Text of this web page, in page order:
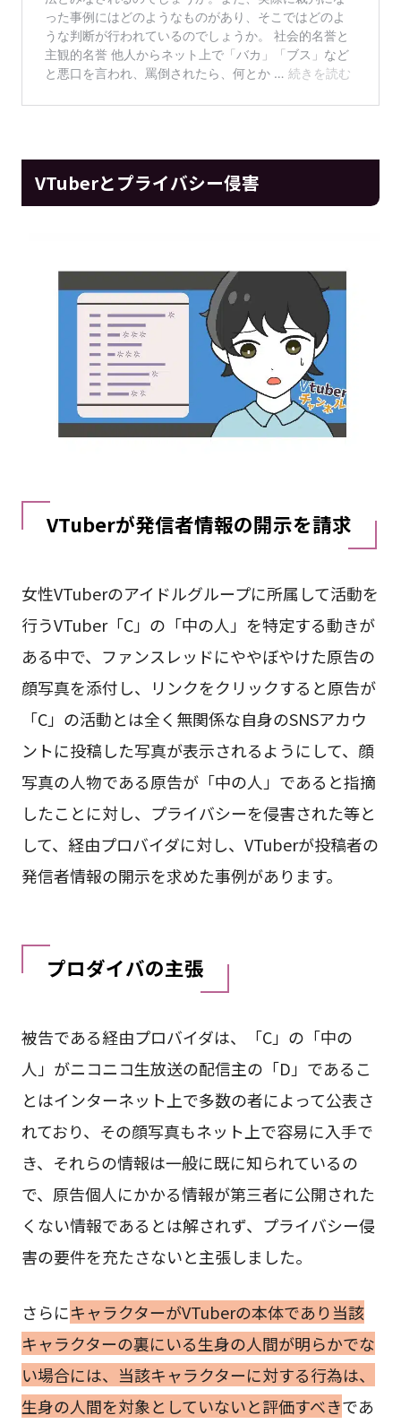
VTuberとプライバシー侵害
VTuberが発信者情報の開示を請求
女性VTuberのアイドルグループに所属して活動を
行うVTuber「C」の「中の人」を特定する動きが
ある中で、ファンスレッドにややぼやけた原告の
顔写真を添付し、リンクをクリックすると原告が
「C」の活動とは全く無関係な自身のSNSアカウ
ントに投稿した写真が表示されるようにして、顔
写真の人物である原告が「中の人」であると指摘
したことに対し、プライバシーを侵害された等と
して、経由プロバイダに対し、VTuberが投稿者の
発信者情報の開示を求めた事例があります。
プロダイバの主張
被告である経由プロバイダは、「C」の「中の
人」がニコニコ生放送の配信主の「D」であるこ
とはインターネット上で多数の者によって公表さ
れており、その顔写真もネット上で容易に入手で
き、それらの情報は一般に既に知られているの
で、原告個人にかかる情報が第三者に公開された
くない情報であるとは解されず、プライバシー侵
害の要件を充たさないと主張しました。
さらにキャラクターがVTuberの本体であり当該
キャラクターの裏にいる生身の人間が明らかでな
い場合には、当該キャラクターに対する行為は、
生身の人間を対象としていないと評価すべきであ